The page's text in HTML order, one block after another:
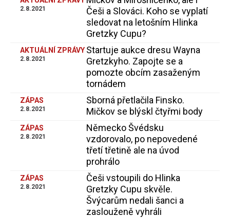
2.8.2021
Češi a Slováci. Koho se vyplatí
sledovat na letošním Hlinka
Gretzky Cupu?
AKTUÁLNÍ ZPRÁVY
2.8.2021
Startuje aukce dresu Wayna
Gretzkyho. Zapojte se a
pomozte obcím zasaženým
tornádem
ZÁPAS
2.8.2021
Sborná přetlačila Finsko.
Mičkov se blýskl čtyřmi body
ZÁPAS
2.8.2021
Německo Švédsku
vzdorovalo, po nepovedené
třetí třetině ale na úvod
prohrálo
ZÁPAS
2.8.2021
Češi vstoupili do Hlinka
Gretzky Cupu skvěle.
Švýcarům nedali šanci a
zaslouženě vyhráli